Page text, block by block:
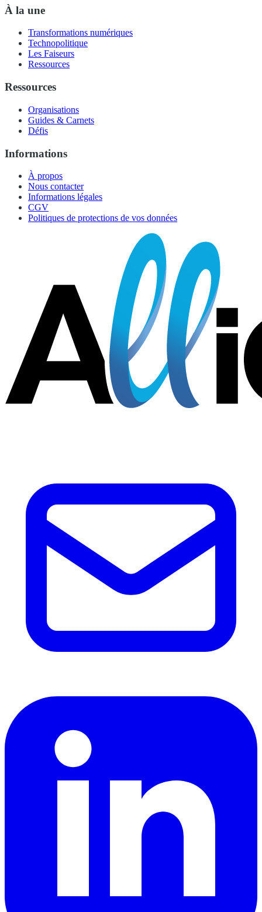
À la une
Transformations numériques
Technopolitique
Les Faiseurs
Ressources
Ressources
Organisations
Guides & Carnets
Défis
Informations
À propos
Nous contacter
Informations légales
CGV
Politiques de protections de vos données